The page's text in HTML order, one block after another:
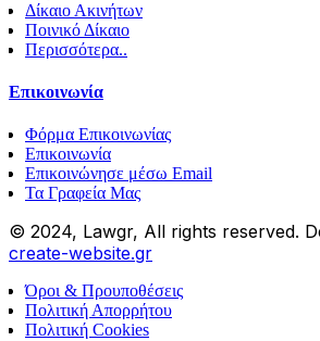
Δίκαιο Ακινήτων
Ποινικό Δίκαιο
Περισσότερα..
Επικοινωνία
Φόρμα Επικοινωνίας
Επικοινωνία
Επικοινώνησε μέσω Email
Τα Γραφεία Μας
© 2024, Lawgr, All rights reserved.
create-website.gr
Όροι & Προυποθέσεις
Πολιτική Απορρήτου
Πολιτική Cookies